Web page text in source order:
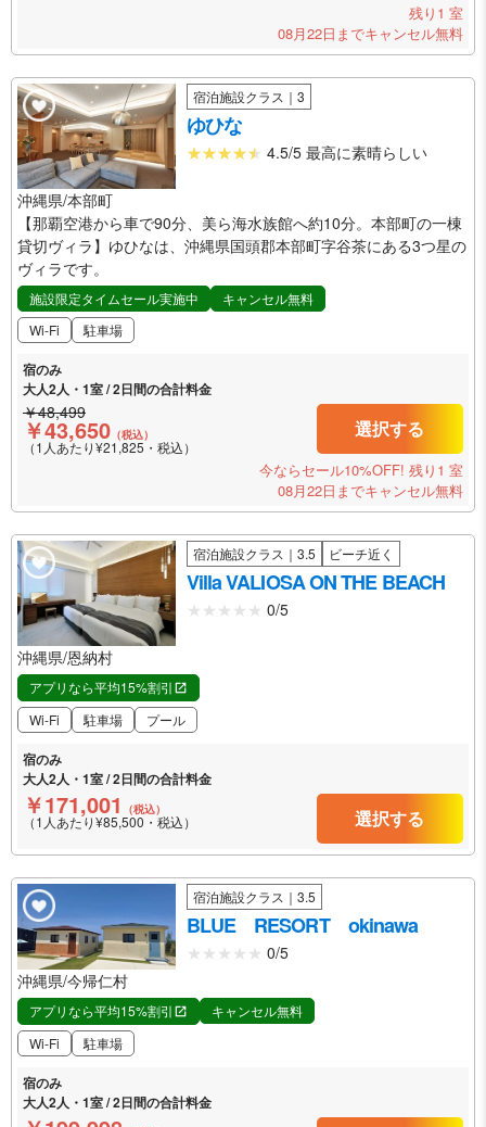
残り1 室
08月22日までキャンセル無料
宿泊施設クラス｜3
ゆひな
4.5/5 最高に素晴らしい
沖縄県/本部町
【那覇空港から車で90分、美ら海水族館へ約10分。本部町の一棟
貸切ヴィラ】ゆひなは、沖縄県国頭郡本部町字谷茶にある3つ星の
ヴィラです。
施設限定タイムセール実施中
キャンセル無料
Wi-Fi
駐車場
宿のみ
大人2人・1室 / 2日間の合計料金
￥48,499
￥43,650 （税込）
（1人あたり¥21,825・税込）
選択する
今ならセール10%OFF! 残り1 室
08月22日までキャンセル無料
宿泊施設クラス｜3.5 ビーチ近く
Villa VALIOSA ON THE BEACH
0/5
沖縄県/恩納村
アプリなら平均15%割引
Wi-Fi
駐車場 プール
宿のみ
大人2人・1室 / 2日間の合計料金
￥171,001 （税込）
（1人あたり¥85,500・税込） 選択する
宿泊施設クラス｜3.5
BLUE RESORT okinawa
0/5
沖縄県/今帰仁村
アプリなら平均15%割引
キャンセル無料
Wi-Fi
駐車場
宿のみ
大人2人・1室 / 2日間の合計料金